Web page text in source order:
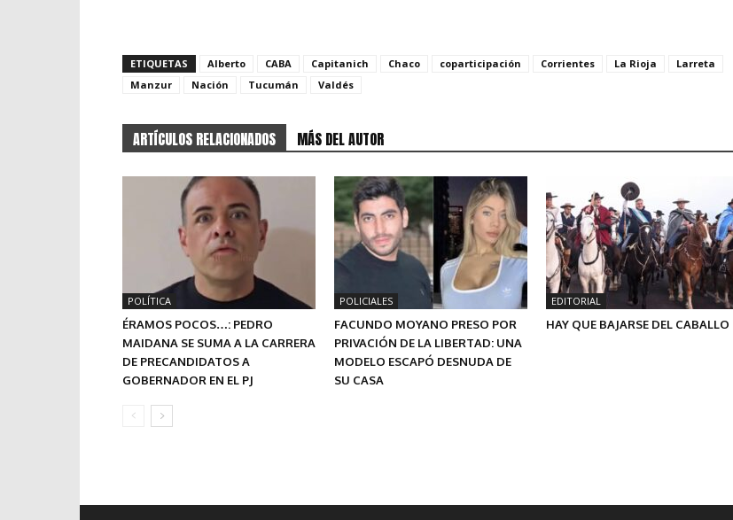
ETIQUETAS Alberto CABA Capitanich Chaco coparticipación Corrientes La Rioja
Larreta
Manzur
Nación Tucumán Valdés
ARTÍCULOS RELACIONADOS MÁS DEL AUTOR
POLÍTICA
ÉRAMOS POCOS…: PEDRO
MAIDANA SE SUMA A LA CARRERA
DE PRECANDIDATOS A
GOBERNADOR EN EL PJ
POLICIALES
FACUNDO MOYANO PRESO POR
PRIVACIÓN DE LA LIBERTAD: UNA
MODELO ESCAPÓ DESNUDA DE
SU CASA
EDITORIAL
HAY QUE BAJARSE DEL CABALLO